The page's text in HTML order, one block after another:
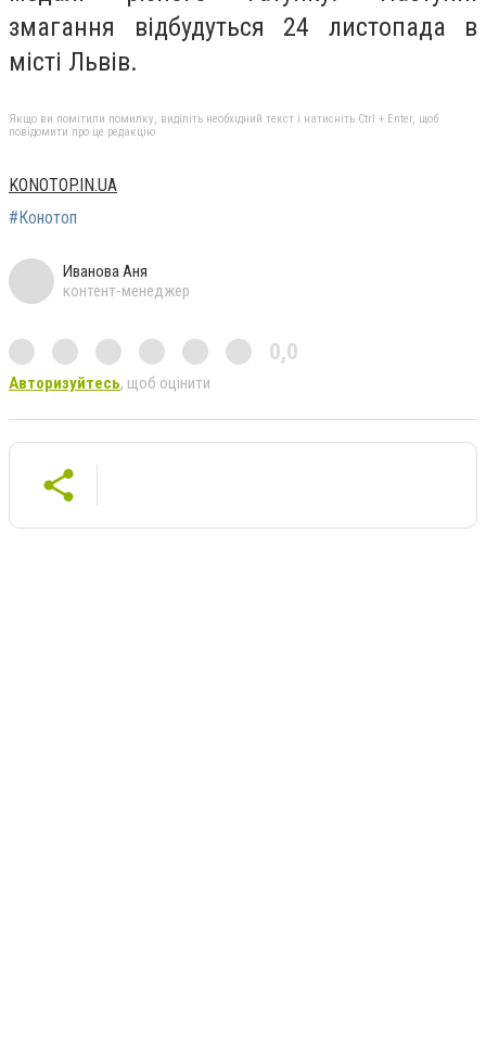
змагання відбудуться 24 листопада в
місті Львів.
Якщо ви помітили помилку, виділіть необхідний текст і натисніть Ctrl + Enter, щоб
повідомити про це редакцію
KONOTOP.IN.UA
#Конотоп
Иванова Аня
контент-менеджер
0,0
Авторизуйтесь, щоб оцінити